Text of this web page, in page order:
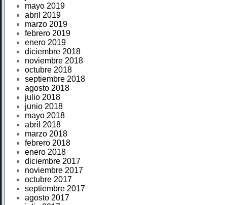
mayo 2019
abril 2019
marzo 2019
febrero 2019
enero 2019
diciembre 2018
noviembre 2018
octubre 2018
septiembre 2018
agosto 2018
julio 2018
junio 2018
mayo 2018
abril 2018
marzo 2018
febrero 2018
enero 2018
diciembre 2017
noviembre 2017
octubre 2017
septiembre 2017
agosto 2017